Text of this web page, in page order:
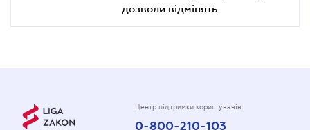
дозволи відмінять
Центр підтримки користувачів
0-800-210-103